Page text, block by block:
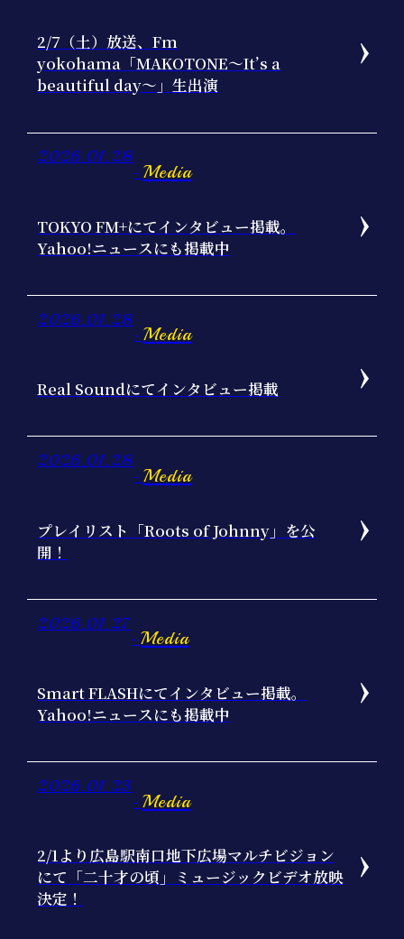
2/7（土）放送、Fm
yokohama「MAKOTONE～It’s a
beautiful day〜」生出演
2026.01.28
- Media
TOKYO FM+にてインタビュー掲載。
Yahoo!ニュースにも掲載中
2026.01.28
- Media
Real Soundにてインタビュー掲載
2026.01.28
- Media
プレイリスト「Roots of Johnny」を公
開！
2026.01.27
- Media
Smart FLASHにてインタビュー掲載。
Yahoo!ニュースにも掲載中
2026.01.23
- Media
2/1より広島駅南口地下広場マルチビジョン
にて「二十才の頃」ミュージックビデオ放映
決定！